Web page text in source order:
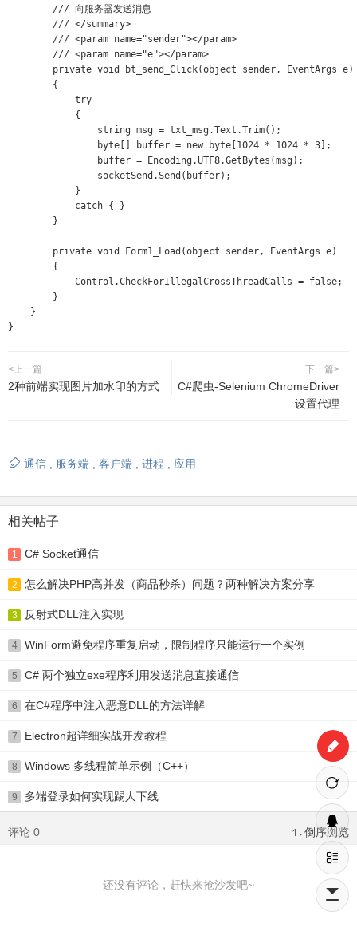
/// 向服务器发送消息
/// </summary>
/// <param name="sender"></param>
/// <param name="e"></param>
private void bt_send_Click(object sender, EventArgs e)
{
try
{
string msg = txt_msg.Text.Trim();
byte[] buffer = new byte[1024 * 1024 * 3];
buffer = Encoding.UTF8.GetBytes(msg);
socketSend.Send(buffer);
}
catch { }
}
private void Form1_Load(object sender, EventArgs e)
{
Control.CheckForIllegalCrossThreadCalls = false;
}
}
}
<上一篇
2种前端实现图片加水印的方式
下一篇>
C#爬虫-Selenium ChromeDriver
设置代理
通信 服务端 客户端 进程 应用
相关帖子
1 C# Socket通信
2 怎么解决PHP高并发（商品秒杀）问题？两种解决方案分享
3 反射式DLL注入实现
4 WinForm避免程序重复启动，限制程序只能运行一个实例
5 C# 两个独立exe程序利用发送消息直接通信
6 在C#程序中注入恶意DLL的方法详解
7 Electron超详细实战开发教程
8 Windows 多线程简单示例（C++）
9 多端登录如何实现踢人下线
评论 0 倒序浏览
还没有评论，赶快来抢沙发吧~